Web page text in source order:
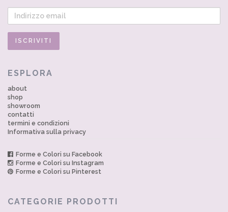
ESPLORA
about
shop
showroom
contatti
termini e condizioni
Informativa sulla privacy
Forme e Colori su Facebook
Forme e Colori su Instagram
Forme e Colori su Pinterest
CATEGORIE PRODOTTI